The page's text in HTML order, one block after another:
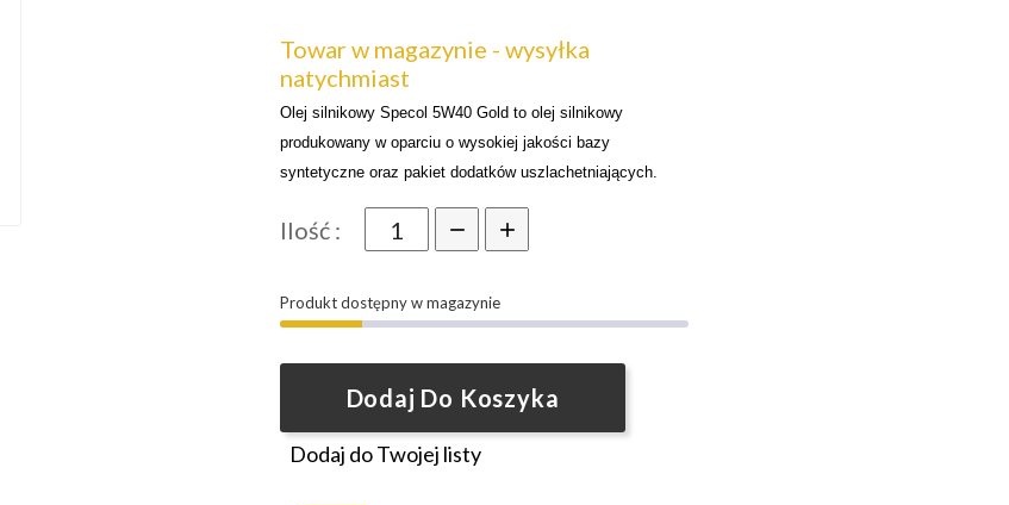
Towar w magazynie - wysyłka
natychmiast
Olej silnikowy Specol 5W40 Gold to olej silnikowy
produkowany w oparciu o wysokiej jakości bazy
syntetyczne oraz pakiet dodatków uszlachetniających.
Ilość :
Produkt dostępny w magazynie
Dodaj Do Koszyka
Dodaj do Twojej listy